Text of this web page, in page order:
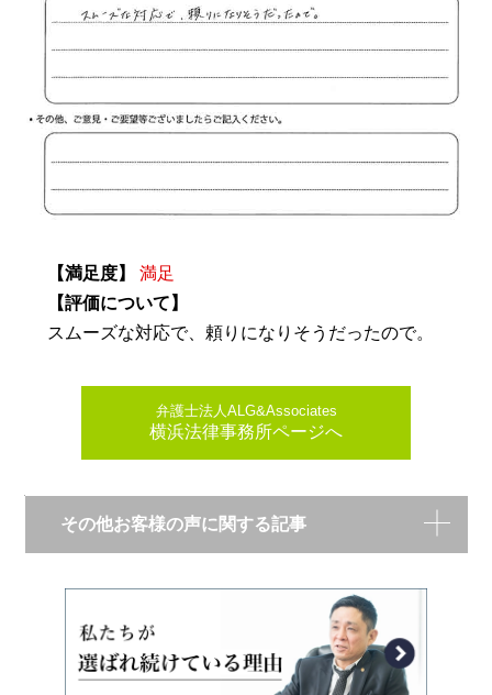
【満足度】
満足
【評価について】
スムーズな対応で、頼りになりそうだったので。
弁護士法人ALG&Associates
横浜法律事務所ページへ
その他お客様の声に関する記事